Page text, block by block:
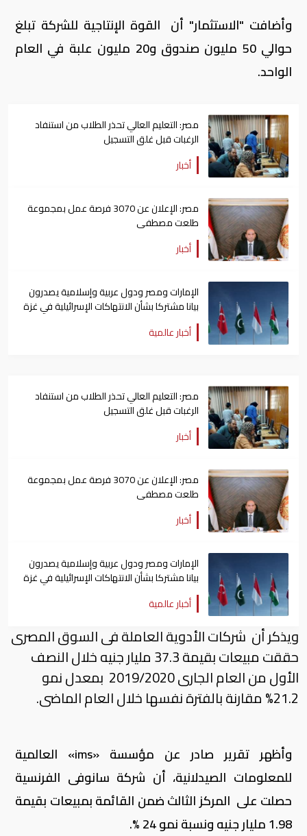
وأضافت "الاستثمار" أن القوة الإنتاجية للشركة تبلغ
حوالي 50 مليون صندوق و20 مليون علبة في العام
الواحد.
مصر: التعليم العالي تحذر الطلاب من استنفاد
الرغبات قبل غلق التسجيل
أخبار
مصر: الإعلان عن 3070 فرصة عمل بمجموعة
طلعت مصطفى
أخبار
الإمارات ومصر ودول عربية وإسلامية يصدرون
بيانا مشتركا بشأن الانتهاكات الإسرائيلية في غزة
أخبار عالمية
مصر: التعليم العالي تحذر الطلاب من استنفاد
الرغبات قبل غلق التسجيل
أخبار
مصر: الإعلان عن 3070 فرصة عمل بمجموعة
طلعت مصطفى
أخبار
الإمارات ومصر ودول عربية وإسلامية يصدرون
بيانا مشتركا بشأن الانتهاكات الإسرائيلية في غزة
أخبار عالمية
ويذكر أن شركات الأدوية العاملة فى السوق المصرى
حققت مبيعات بقيمة 37.3 مليار جنيه خلال النصف
الأول من العام الجارى 2019/2020 بمعدل نمو
21.2% مقارنة بالفترة نفسها خلال العام الماضى.
وأظهر تقرير صادر عن مؤسسة «ims» العالمية
للمعلومات الصيدلانية، أن شركة سانوفى الفرنسية
حصلت على المركز الثالث ضمن القائمة بمبيعات بقيمة
1.98 مليار جنيه ونسبة نمو 24 %.